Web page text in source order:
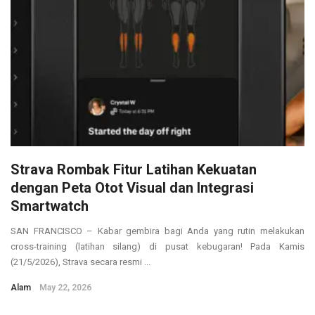
Strava Rombak Fitur Latihan Kekuatan
dengan Peta Otot Visual dan Integrasi
Smartwatch
SAN FRANCISCO – Kabar gembira bagi Anda yang rutin melakukan
cross-training (latihan silang) di pusat kebugaran! Pada Kamis
(21/5/2026), Strava secara resmi ...
Alam May 22, 2026